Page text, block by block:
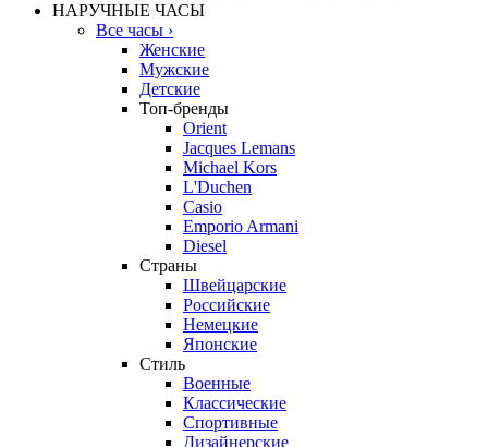
НАРУЧНЫЕ ЧАСЫ
Все часы ›
Женские
Мужские
Детские
Топ-бренды
Orient
Jacques Lemans
Michael Kors
L'Duchen
Casio
Emporio Armani
Diesel
Страны
Швейцарские
Российские
Немецкие
Японские
Стиль
Военные
Классические
Спортивные
Дизайнерские